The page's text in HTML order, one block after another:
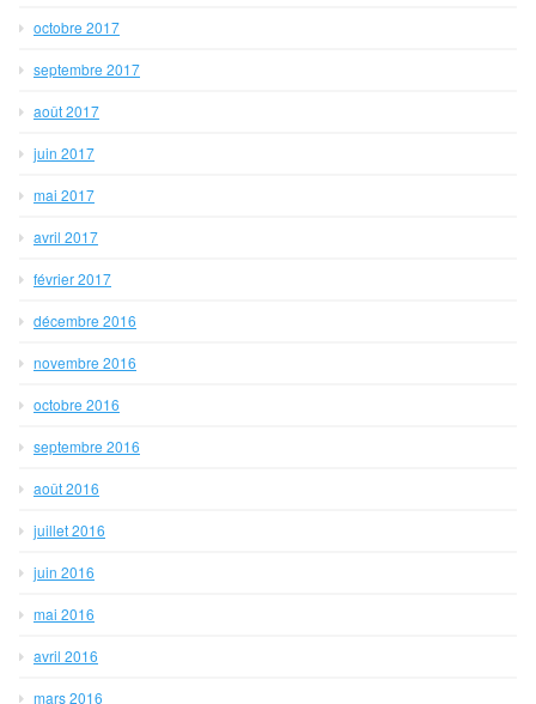
octobre 2017
septembre 2017
août 2017
juin 2017
mai 2017
avril 2017
février 2017
décembre 2016
novembre 2016
octobre 2016
septembre 2016
août 2016
juillet 2016
juin 2016
mai 2016
avril 2016
mars 2016